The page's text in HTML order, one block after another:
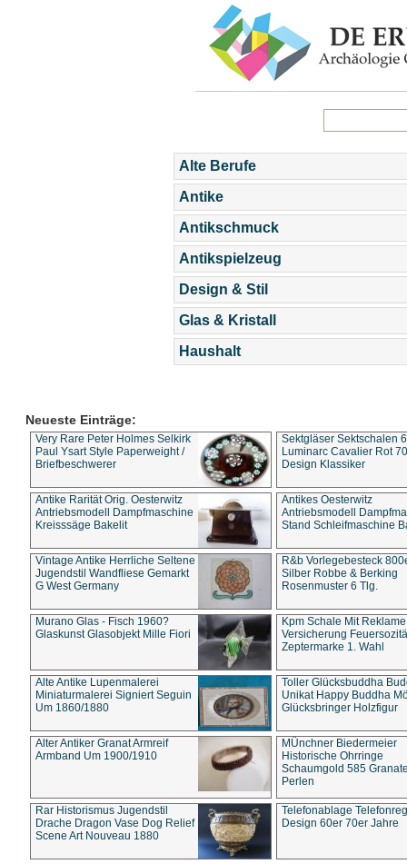
Alte Berufe
Antike
Antikschmuck
Antikspielzeug
Design & Stil
Glas & Kristall
Haushalt
Neueste Einträge:
Very Rare Peter Holmes Selkirk
Paul Ysart Style Paperweight /
Briefbeschwerer
Sektgläser Sektschalen
Luminarc Cavalier Rot
Design Klassiker
Antike Rarität Orig. Oesterwitz
Antriebsmodell Dampfmaschine
Kreisssäge Bakelit
Antikes Oesterwitz
Antriebsmodell
Stand Schleifmaschine
Vintage Antike Herrliche Seltene
Jugendstil Wandfliese Gemarkt
G West Germany
R&b Vorlegebesteck
Silber Robbe & Berking
Rosenmuster 6 Tlg.
Murano Glas - Fisch 1960?
Glaskunst Glasobjekt Mille Fiori
Kpm Schale Mit Reklame
Versicherung
Zeptermarke 1. Wahl
Alte Antike Lupenmalerei
Miniaturmalerei Signiert Seguin
Um 1860/1880
Toller Glücksbuddha
Unikat Happy Buddha
Glücksbringer Holzfigur
Alter Antiker Granat Armreif
Armband Um 1900/1910
MÜnchner Biedermeier
Historische Ohrringe
Schaumgold 585
Perlen
Rar Historismus Jugendstil
Drache Dragon Vase Dog Relief
Scene Art Nouveau 1880
Telefonablage
Design 60er 70er Jahre